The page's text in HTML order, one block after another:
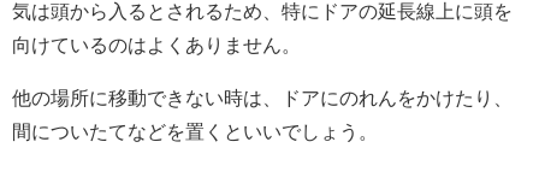
気は頭から入るとされるため、特にドアの延長線上に頭を
向けているのはよくありません。
他の場所に移動できない時は、ドアにのれんをかけたり、
間についたてなどを置くといいでしょう。